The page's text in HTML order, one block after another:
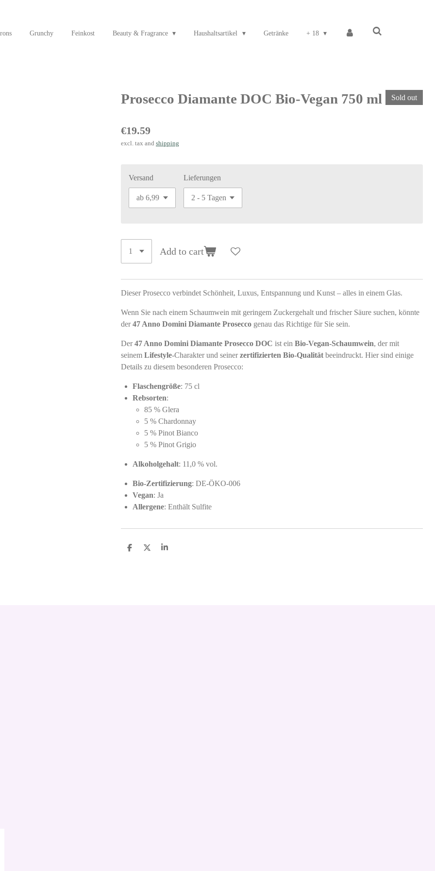
Grunchy Feinkost Beauty & Fragrance Haushaltsartikel Getränke + 18
Prosecco Diamante DOC Bio-Vegan 750 ml Sold out
€19.59
excl. tax and shipping
Versand Lieferungen
Add to cart
Dieser Prosecco verbindet Schönheit, Luxus, Entspannung und Kunst – alles in einem Glas.
Wenn Sie nach einem Schaumwein mit geringem Zuckergehalt und frischer Säure suchen, könnte
der47 Anno Domini Diamante Prosecco genau das Richtige für Sie sein.
Der 47 Anno Domini Diamante Prosecco DOC ist ein Bio-Vegan-Schaumwein, der mit
seinem Lifestyle-Charakter und seiner zertifizierten Bio-Qualität beeindruckt. Hier sind einige
Details zu diesem besonderen Prosecco:
Flaschengröße: 75 cl
Rebsorten:
85 % Glera
5 % Chardonnay
5 % Pinot Bianco
5 % Pinot Grigio
Alkoholgehalt: 11,0 % vol.
Bio-Zertifizierung: DE-ÖKO-006
Vegan: Ja
Allergene: Enthält Sulfite
S
S
S